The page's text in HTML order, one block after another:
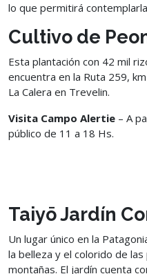
lo que permitirá
Cultivo de
Esta plantación con 42 mil
encuentra en la Ruta 259,
La Calera en Trevelin.
Visita Campo Alertie – A
público de 11 a 18 Hs.
Taiyō Jardín
Un lugar único en la
la belleza y el colorido de
montañas. El jardín cuenta